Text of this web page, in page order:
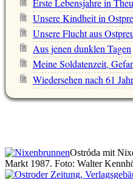
Erste Lebensjahre in
Unsere Kindheit in
Unsere Flucht aus
Aus jenen dunklen Tagen
Meine Soldatenzeit,
Wiedersehen nach 61
Ostróda mit
Markt 1987. Foto: Walter